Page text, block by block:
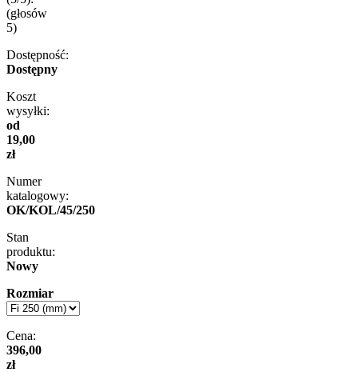
(głosów
5)
Dostępność:
Dostępny
Koszt
wysyłki:
od
19,00
zł
Numer
katalogowy:
OK/KOL/45/250
Stan
produktu:
Nowy
Rozmiar
Cena:
396,00
zł